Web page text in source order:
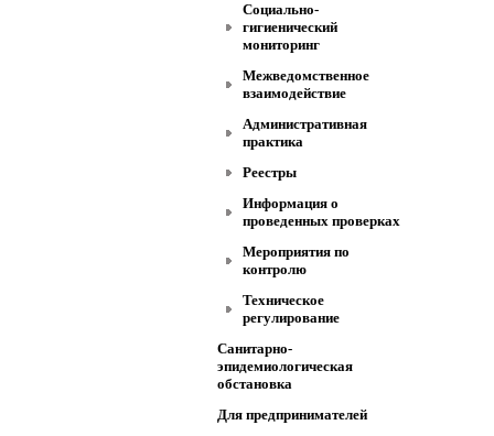
Социально-
гигиенический
мониторинг
Межведомственное
взаимодействие
Административная
практика
Реестры
Информация о
проведенных проверках
Мероприятия по
контролю
Техническое
регулирование
Санитарно-
эпидемиологическая
обстановка
Для предпринимателей